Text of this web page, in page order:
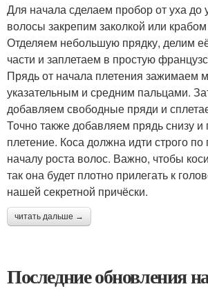
Для начала сделаем пробор от уха до
волосы закрепим заколкой или
Отделяем небольшую прядку, делим
части и заплетаем в простую
Прядь от начала плетения зажимаем
указательным и средним пальцами.
добавляем свободные пряди и
Точно также добавляем прядь снизу
плетение. Коса должна идти строго
началу роста волос. Важно, чтобы
так она будет плотно прилегать к
нашей секретной причёски.
читать дальше →
Последние обновления